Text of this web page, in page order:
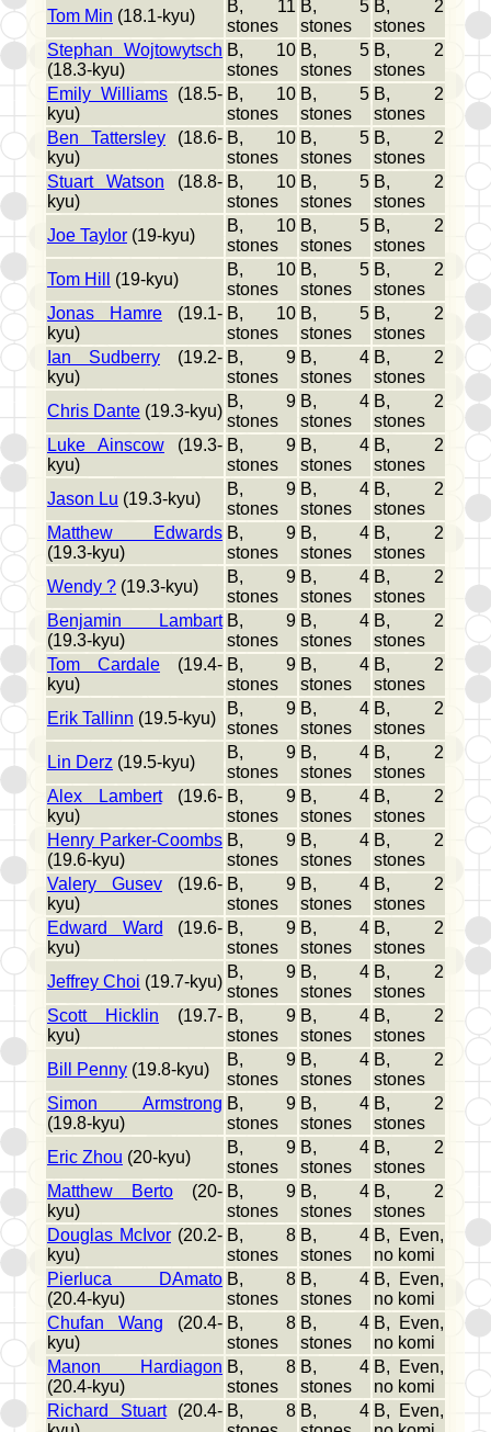
Tom Min (18.1-kyu)
B, 11
stones
B, 5
stones
B, 2
stones
Stephan Wojtowytsch
(18.3-kyu)
B, 10
stones
B, 5
stones
B, 2
stones
Emily Williams (18.5-
kyu)
B, 10
stones
B, 5
stones
B, 2
stones
Ben Tattersley (18.6-
kyu)
B, 10
stones
B, 5
stones
B, 2
stones
Stuart Watson (18.8-
kyu)
B, 10
stones
B, 5
stones
B, 2
stones
Joe Taylor (19-kyu)
B, 10
stones
B, 5
stones
B, 2
stones
Tom Hill
(19-kyu)
B, 10
stones
B, 5
stones
B, 2
stones
Jonas Hamre (19.1-
kyu)
B, 10
stones
B, 5
stones
B, 2
stones
Ian Sudberry (19.2-
kyu)
B, 9
stones
B, 4
stones
B, 2
stones
Chris Dante (19.3-kyu)
B, 9
stones
B, 4
stones
B, 2
stones
Luke Ainscow (19.3-
kyu)
B, 9
stones
B, 4
stones
B, 2
stones
Jason Lu (19.3-kyu)
B, 9
stones
B, 4
stones
B, 2
stones
Matthew Edwards
(19.3-kyu)
B, 9
stones
B, 4
stones
B, 2
stones
Wendy ? (19.3-kyu)
B, 9
stones
B, 4
stones
B, 2
stones
Benjamin Lambart
(19.3-kyu)
B, 9
stones
B, 4
stones
B, 2
stones
Tom Cardale (19.4-
kyu)
B, 9
stones
B, 4
stones
B, 2
stones
Erik Tallinn (19.5-kyu)
B, 9
stones
B, 4
stones
B, 2
stones
Lin Derz (19.5-kyu)
B, 9
stones
B, 4
stones
B, 2
stones
Alex Lambert(19.6-
kyu)
B, 9
stones
B, 4
stones
B, 2
stones
Henry Parker-Coombs
(19.6-kyu)
B, 9
stones
B, 4
stones
B, 2
stones
Valery Gusev (19.6-
kyu)
B, 9
stones
B, 4
stones
B, 2
stones
Edward Ward (19.6-
kyu)
B, 9
stones
B, 4
stones
B, 2
stones
Jeffrey Choi (19.7-kyu)
B, 9
stones
B, 4
stones
B, 2
stones
Scott Hicklin (19.7-
kyu)
B, 9
stones
B, 4
stones
B, 2
stones
Bill Penny (19.8-kyu)
B, 9
stones
B, 4
stones
B, 2
stones
Simon Armstrong
(19.8-kyu)
B, 9
stones
B, 4
stones
B, 2
stones
Eric Zhou (20-kyu)
B, 9
stones
B, 4
stones
B, 2
stones
Matthew Berto (20-
kyu)
B, 9
stones
B, 4
stones
B, 2
stones
Douglas McIvor (20.2-
kyu)
B, 8
stones
B, 4
stones
B, Even,
no komi
Pierluca DAmato
(20.4-kyu)
B, 8
stones
B, 4
stones
B, Even,
no komi
Chufan Wang (20.4-
kyu)
B, 8
stones
B, 4
stones
B, Even,
no komi
Manon Hardiagon
(20.4-kyu)
B, 8
stones
B, 4
stones
B, Even,
no komi
Richard Stuart(20.4- B, 8 B, 4 B, Even,